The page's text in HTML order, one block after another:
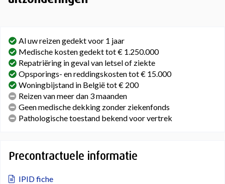
Al uw reizen gedekt voor 1 jaar
Medische kosten gedekt tot € 1.250.000
Repatriëring in geval van letsel of ziekte
Opsporings- en reddingskosten tot € 15.000
Woningbijstand in België tot € 200
Reizen van meer dan 3 maanden
Geen medische dekking zonder ziekenfonds
Pathologische toestand bekend voor vertrek
Precontractuele informatie
IPID fiche